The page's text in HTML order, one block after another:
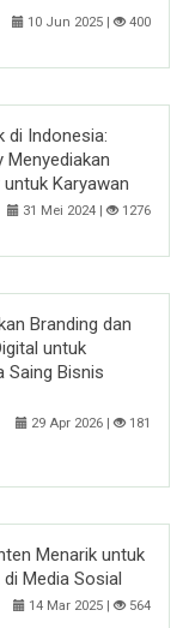
10 Jun 2025 | 400
di Indonesia:
Menyediakan
Karyawan
31 Mei 2024 | 1276
Branding dan
untuk
Saing Bisnis
29 Apr 2026 | 181
Menarik untuk
Media Sosial
14 Mar 2025 | 564